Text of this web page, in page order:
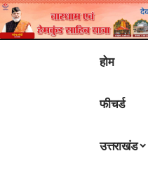
होम
फीचर्ड
उत्तराखंड